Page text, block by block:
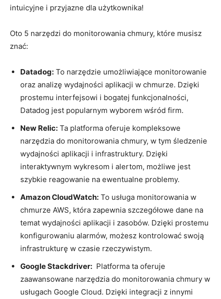
intuicyjne i ‍przyjazne dla użytkownika!
Oto 5 narzędzi do monitorowania chmury, które musisz
znać:
Datadog: To narzędzie umożliwiające monitorowanie ​
oraz analizę ‍wydajności⁤ aplikacji w ‌chmurze. Dzięki
prostemu interfejsowi i​ bogatej funkcjonalności,
Datadog jest ⁣popularnym wyborem⁤ wśród firm.
New⁢ Relic: Ta ⁢platforma⁢ oferuje kompleksowe
⁢narzędzia ⁣do monitorowania chmury, w tym śledzenie
wydajności aplikacji i infrastruktury. ⁢Dzięki
interaktywnym wykresom i⁣ alertom, możliwe ⁢jest
⁤szybkie reagowanie na ⁢ewentualne⁤ problemy.
Amazon ⁣CloudWatch: To ‍usługa monitorowania w
chmurze AWS, która ​zapewnia szczegółowe dane na
temat wydajności aplikacji i zasobów. Dzięki prostemu
konfigurowaniu⁣ alarmów, ​możesz‌ kontrolować swoją
infrastrukturę‍ w czasie rzeczywistym.
Google​ Stackdriver: ⁤ Platforma ta oferuje
zaawansowane narzędzia do​ monitorowania chmury w
usługach Google ⁢Cloud. Dzięki integracji z innymi